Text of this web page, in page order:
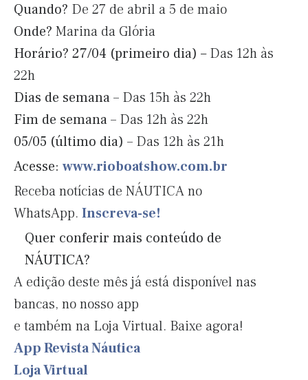
Quando? De 27 de abril a 5 de maio
Onde? Marina da Glória
Horário? 27/04 (primeiro dia) – Das 12h às
22h
Dias de semana – Das 15h às 22h
Fim de semana – Das 12h às 22h
05/05 (último dia) – Das 12h às 21h
Acesse: www.rioboatshow.com.br
Receba notícias de NÁUTICA no
WhatsApp. Inscreva-se!
Quer conferir mais conteúdo de
NÁUTICA?
A edição deste mês já está disponível nas
bancas, no nosso app
e também na Loja Virtual. Baixe agora!
App Revista Náutica
Loja Virtual